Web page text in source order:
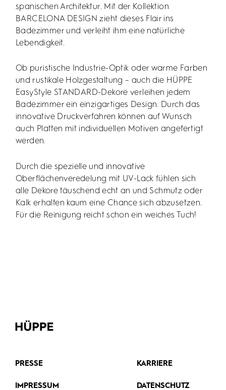
spanischen Architektur. Mit der Kollektion
BARCELONA DESIGN zieht dieses Flair ins
Badezimmer und verleiht ihm eine natürliche
Lebendigkeit.
Ob puristische Industrie-Optik oder warme Farben
und rustikale Holzgestaltung – auch die HÜPPE
EasyStyle STANDARD-Dekore verleihen jedem
Badezimmer ein einzigartiges Design. Durch das
innovative Druckverfahren können auf Wunsch
auch Platten mit individuellen Motiven angefertigt
werden.
Durch die spezielle und innovative
Oberflächenveredelung mit UV-Lack fühlen sich
alle Dekore täuschend echt an und Schmutz oder
Kalk erhalten kaum eine Chance sich abzusetzen.
Für die Reinigung reicht schon ein weiches Tuch!
PRESSE KARRIERE
IMPRESSUM DATENSCHUTZ